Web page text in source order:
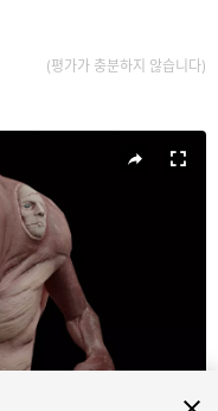
(평가가 충분하지 않습니다)